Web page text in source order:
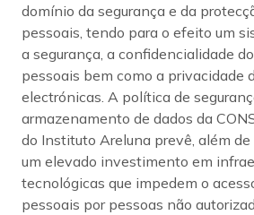
domínio da segurança e da
pessoais, tendo para o efeito um
a segurança, a confidencialidade
pessoais bem como a privacidade
electrónicas. A política de
armazenamento de dados da
do Instituto Areluna prevê, além de
um elevado investimento em
tecnológicas que impedem o
pessoais por pessoas não